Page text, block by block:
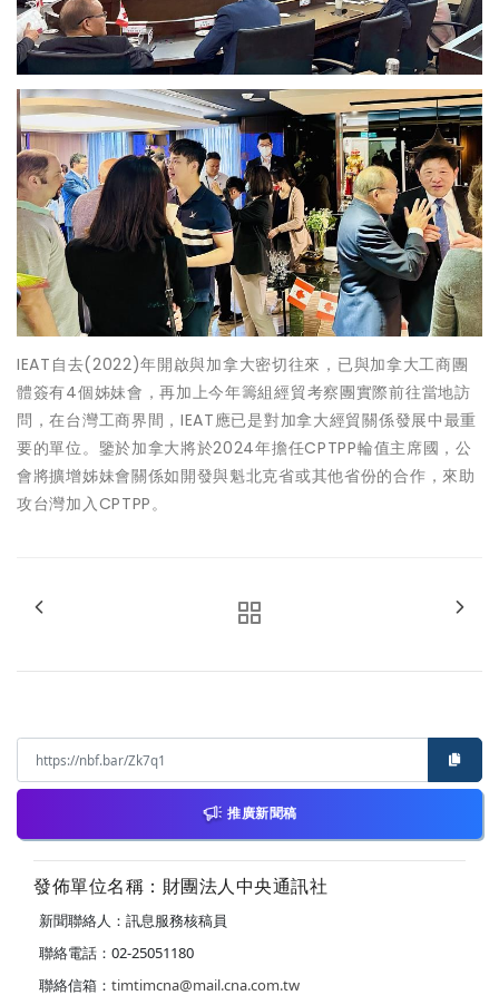
IEAT自去(2022)年開啟與加拿大密切往來，已與加拿大工商團
體簽有4個姊妹會，再加上今年籌組經貿考察團實際前往當地訪
問，在台灣工商界間，IEAT應已是對加拿大經貿關係發展中最重
要的單位。鑒於加拿大將於2024年擔任CPTPP輪值主席國，公
會將擴增姊妹會關係如開發與魁北克省或其他省份的合作，來助
攻台灣加入CPTPP。
推廣新聞稿
發佈單位名稱：財團法人中央通訊社
新聞聯絡人：訊息服務核稿員
聯絡電話：02-25051180
聯絡信箱： timtimcna@mail.cna.com.tw